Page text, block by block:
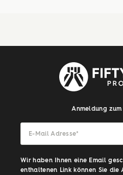
Anmeldung
E-Mail Adresse*
Wir haben Ihnen eine Email
enthaltenen Link können Sie die